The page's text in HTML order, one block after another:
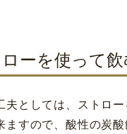
ーを使って飲
夫としては、ストロ
ますので、酸性の炭